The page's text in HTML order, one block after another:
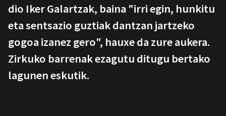
dio Iker Galartzak, baina "irri egin, hunkitu
eta sentsazio guztiak dantzan jartzeko
gogoa izanez gero", hauxe da zure aukera.
Zirkuko barrenak ezagutu ditugu bertako
lagunen eskutik.